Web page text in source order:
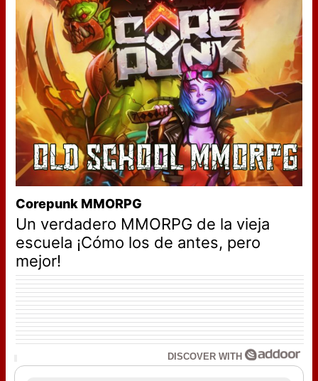
Corepunk MMORPG
Un verdadero MMORPG de la vieja
escuela ¡Cómo los de antes, pero
mejor!
DISCOVER WITH